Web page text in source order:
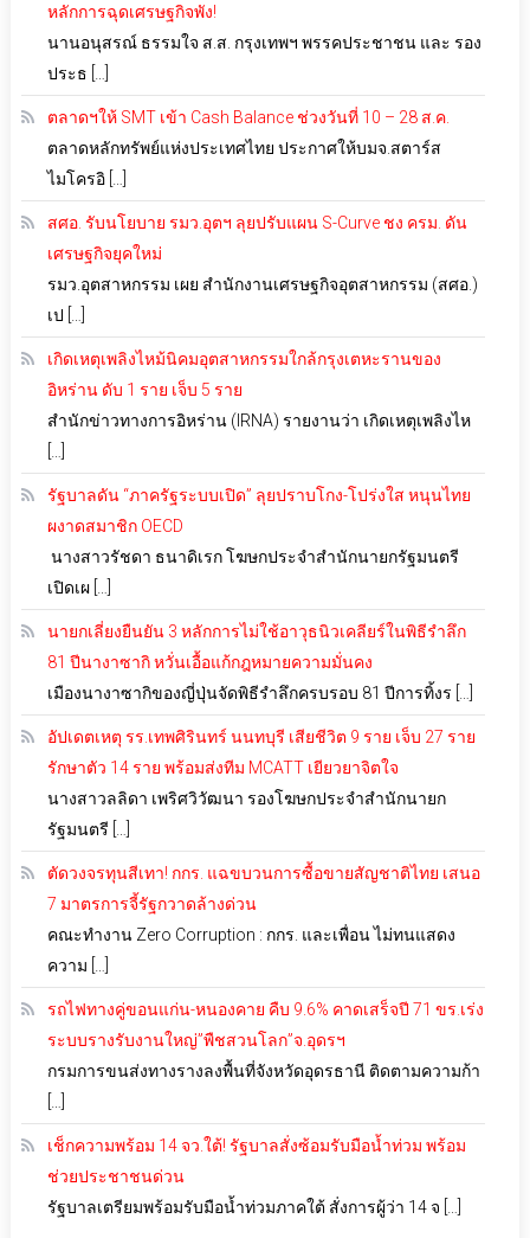
หลักการฉุดเศรษฐกิจพัง!
นานอนุสรณ์ ธรรมใจ ส.ส. กรุงเทพฯ พรรคประชาชน และ รอง
ประธ […]
ตลาดฯให้ SMT เข้า Cash Balance ช่วงวันที่ 10 – 28 ส.ค.
ตลาดหลักทรัพย์แห่งประเทศไทย ประกาศให้บมจ.สตาร์ส
ไมโครอิ […]
สศอ. รับนโยบาย รมว.อุตฯ ลุยปรับแผน S-Curve ชง ครม. ดัน
เศรษฐกิจยุคใหม่
รมว.อุตสาหกรรม เผย สำนักงานเศรษฐกิจอุตสาหกรรม (สศอ.)
เป […]
เกิดเหตุเพลิงไหม้นิคมอุตสาหกรรมใกล้กรุงเตหะรานของ
อิหร่าน ดับ 1 ราย เจ็บ 5 ราย
สำนักข่าวทางการอิหร่าน (IRNA) รายงานว่า เกิดเหตุเพลิงไห
รัฐบาลดัน “ภาครัฐระบบเปิด” ลุยปราบโกง-โปร่งใส หนุนไทย
ผงาดสมาชิก OECD
นางสาวรัชดา ธนาดิเรก โฆษกประจำสำนักนายกรัฐมนตรี
เปิดเผ […]
นายกเลี่ยงยืนยัน 3 หลักการไม่ใช้อาวุธนิวเคลียร์ในพิธีรำลึก
81 ปีนางาซากิ หวั่นเอื้อแก้กฎหมายความมั่นคง
เมืองนางาซากิของญี่ปุ่นจัดพิธีรำลึกครบรอบ 81 ปีการทิ้งร […]
อัปเดตเหตุ รร.เทพศิรินทร์ นนทบุรี เสียชีวิต 9 ราย เจ็บ 27 ราย
รักษาตัว 14 ราย พร้อมส่งทีม MCATT เยียวยาจิตใจ
นางสาวลลิดา เพริศวิวัฒนา รองโฆษกประจำสำนักนายก
รัฐมนตรี […]
ตัดวงจรทุนสีเทา! กกร. แฉขบวนการซื้อขายสัญชาติไทย เสนอ
7 มาตรการจี้รัฐกวาดล้างด่วน
คณะทำงาน Zero Corruption : กกร. และเพื่อน ไม่ทนแสดง
ความ […]
รถไฟทางคู่ขอนแก่น-หนองคาย คืบ 9.6% คาดเสร็จปี 71 ขร.เร่ง
ระบบรางรับงานใหญ่”พืชสวนโลก”จ.อุดรฯ
กรมการขนส่งทางรางลงพื้นที่จังหวัดอุดรธานี ติดตามความก้า
เช็กความพร้อม 14 จว.ใต้! รัฐบาลสั่งซ้อมรับมือน้ำท่วม พร้อม
ช่วยประชาชนด่วน
รัฐบาลเตรียมพร้อมรับมือน้ำท่วมภาคใต้ สั่งการผู้ว่า 14 จ […]